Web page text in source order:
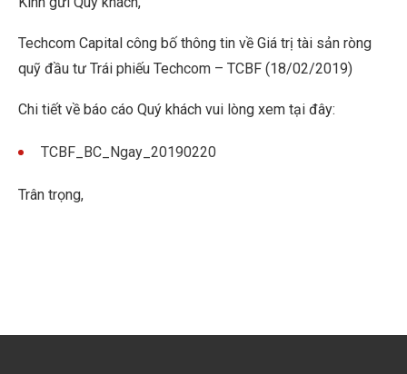
Techcom Capital công bố thông tin về Giá trị tài sản ròng
quỹ đầu tư Trái phiếu Techcom – TCBF (18/02/2019)
Chi tiết về báo cáo Quý khách vui lòng xem tại đây:
TCBF_BC_Ngay_20190220
Trân trọng,